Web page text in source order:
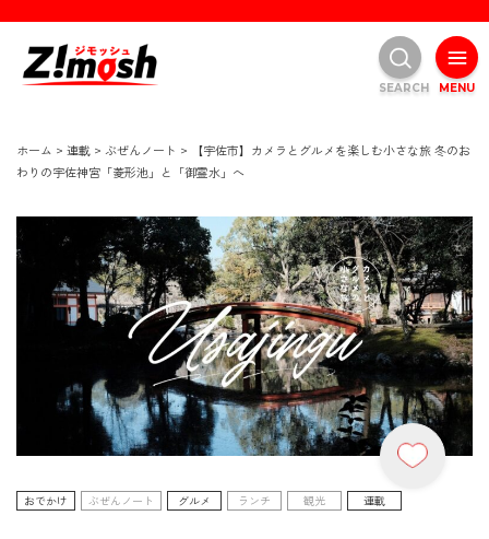
ホーム > 連載 > ぶぜんノート >
【宇佐市】カメラとグルメを楽しむ小さな旅 冬のお
わりの宇佐神宮「菱形池」と「御霊水」へ
おでかけ ぶぜんノート グルメ ランチ 観光 連載
MENU
SEARCH